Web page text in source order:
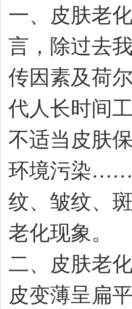
一、皮肤老
言，除过去
传因素及荷
代人长时间
不适当皮肤
环境污染……
纹、皱纹、
老化现象
二、皮肤老
皮变薄呈扁